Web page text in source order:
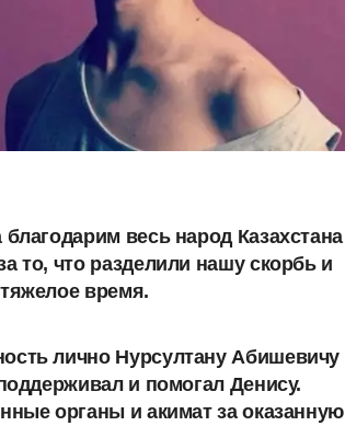
весь народ Казахстана
то, что разделили нашу скорбь и
время.
лично Нурсултану Абишевичу
и помогал Денису.
органы и акимат за оказанную